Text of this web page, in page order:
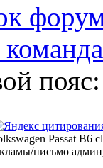
Passat B6
письмо